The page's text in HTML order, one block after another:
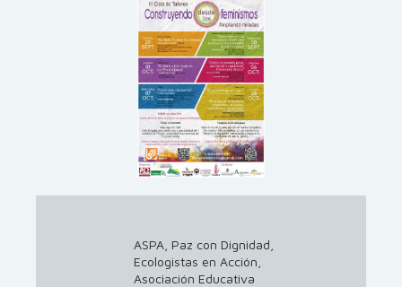
ASPA, Paz con Dignidad,
Ecologistas en Acción,
Asociación Educativa